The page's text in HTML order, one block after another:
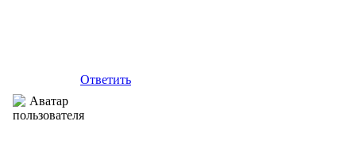
Ответить